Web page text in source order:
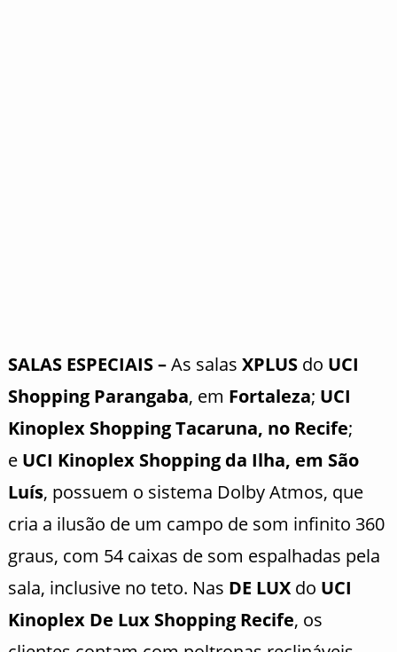
SALAS ESPECIAIS –As salas XPLUS do UCI
Shopping Parangaba, em Fortaleza; UCI
Kinoplex Shopping Tacaruna, no Recife;
e UCI Kinoplex Shopping da Ilha, em São
Luís, possuem o sistema Dolby Atmos, que
cria a ilusão de um campo de som infinito 360
graus, com 54 caixas de som espalhadas pela
sala, inclusive no teto. Nas DE LUX do UCI
Kinoplex De Lux Shopping Recife, os